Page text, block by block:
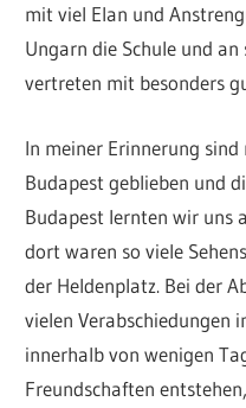
mit viel Elan und
Ungarn die Schule und
vertreten mit besonders
In meiner Erinnerung
Budapest geblieben und
Budapest lernten wir uns
dort waren so viele
der Heldenplatz. Bei der
vielen Verabschiedungen
innerhalb von wenigen
Freundschaften